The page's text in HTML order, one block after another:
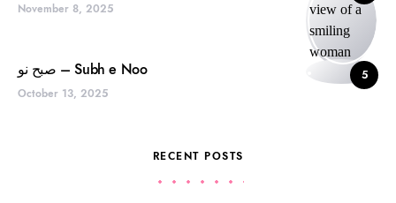
November 8, 2025
5 صبح نو – Subh e Noo
October 13, 2025
RECENT POSTS